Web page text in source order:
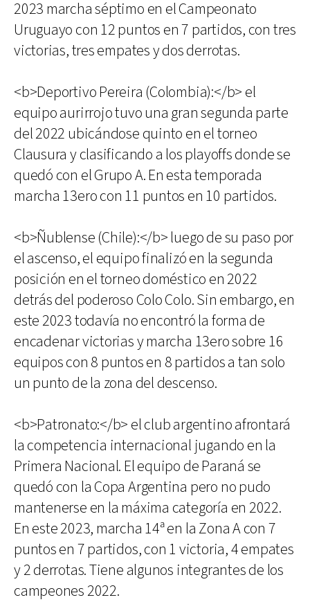
2023 marcha séptimo en el Campeonato
Uruguayo con 12 puntos en 7 partidos, con tres
victorias, tres empates y dos derrotas.
<b>Deportivo Pereira (Colombia):</b> el
equipo aurirrojo tuvo una gran segunda parte
del 2022 ubicándose quinto en el torneo
Clausura y clasificando a los playoffs donde se
quedó con el Grupo A. En esta temporada
marcha 13ero con 11 puntos en 10 partidos.
<b>Ñublense (Chile):</b> luego de su paso por
el ascenso, el equipo finalizó en la segunda
posición en el torneo doméstico en 2022
detrás del poderoso Colo Colo. Sin embargo, en
este 2023 todavía no encontró la forma de
encadenar victorias y marcha 13ero sobre 16
equipos con 8 puntos en 8 partidos a tan solo
un punto de la zona del descenso.
<b>Patronato:</b> el club argentino afrontará
la competencia internacional jugando en la
Primera Nacional. El equipo de Paraná se
quedó con la Copa Argentina pero no pudo
mantenerse en la máxima categoría en 2022.
En este 2023, marcha 14ª en la Zona A con 7
puntos en 7 partidos, con 1 victoria, 4 empates
y 2 derrotas. Tiene algunos integrantes de los
campeones 2022.